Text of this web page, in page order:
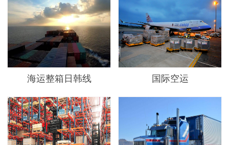
海运整箱日韩线 国际空运